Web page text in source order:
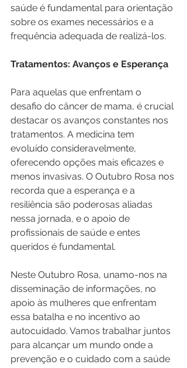
saúde é fundamental para orientação
sobre os exames necessários e a
frequência adequada de realizá-los.
Tratamentos: Avanços e Esperança
Para aquelas que enfrentam o
desafio do câncer de mama, é crucial
destacar os avanços constantes nos
tratamentos. A medicina tem
evoluído consideravelmente,
oferecendo opções mais eficazes e
menos invasivas. O Outubro Rosa nos
recorda que a esperança e a
resiliência são poderosas aliadas
nessa jornada, e o apoio de
profissionais de saúde e entes
queridos é fundamental.
Neste Outubro Rosa, unamo-nos na
disseminação de informações, no
apoio às mulheres que enfrentam
essa batalha e no incentivo ao
autocuidado. Vamos trabalhar juntos
para alcançar um mundo onde a
prevenção e o cuidado com a saúde